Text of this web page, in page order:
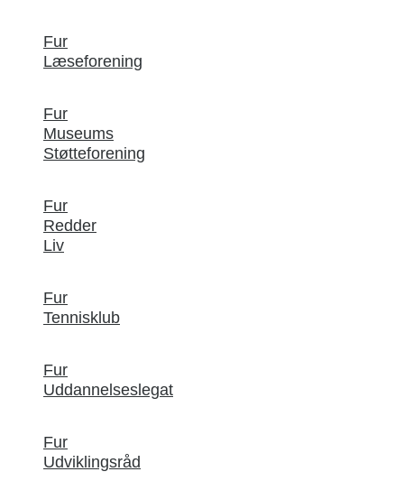
Fur
Læseforening
Fur
Museums
Støtteforening
Fur
Redder
Liv
Fur
Tennisklub
Fur
Uddannelseslegat
Fur
Udviklingsråd